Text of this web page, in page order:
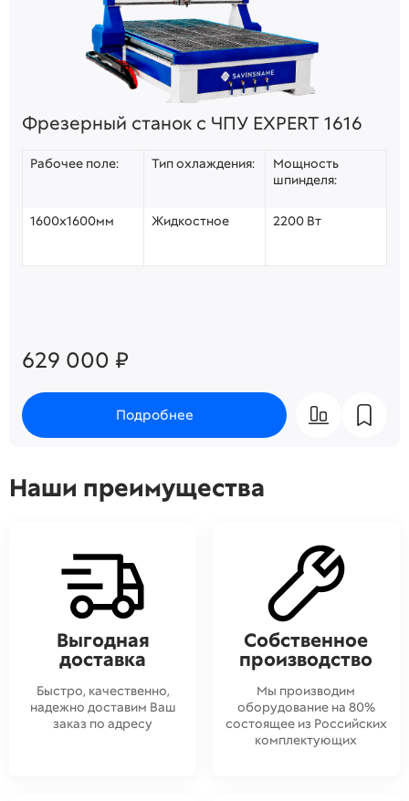
Фрезерный станок с ЧПУ EXPERT 1616
Рабочее поле:
1600х1600мм
Тип охлаждения:
Жидкостное
Мощность
шпинделя:
2200 Вт
629 000 ₽
Подробнее
Наши преимущества
Выгодная
доставка
Быстро, качественно,
надежно доставим Ваш
заказ по адресу
Собственное
производство
Мы производим
оборудование на 80%
состоящее из Российских
комплектующих